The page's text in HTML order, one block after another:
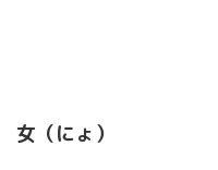
女（にょ）